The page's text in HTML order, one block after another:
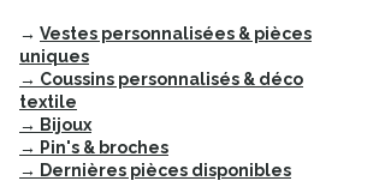
Avec poches latérales .
→ Vestes personnalisées & pièces
uniques
→ Coussins personnalisés & déco
textile
→ Bijoux
→ Pin's & broches
→ Dernières pièces disponibles